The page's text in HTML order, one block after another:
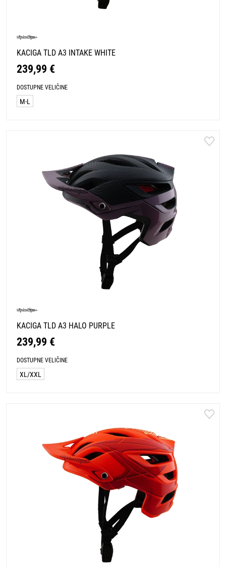
KACIGA TLD A3 INTAKE WHITE
239,99 €
DOSTUPNE VELIČINE
M-L
KACIGA TLD A3 HALO PURPLE
239,99 €
DOSTUPNE VELIČINE
XL/XXL